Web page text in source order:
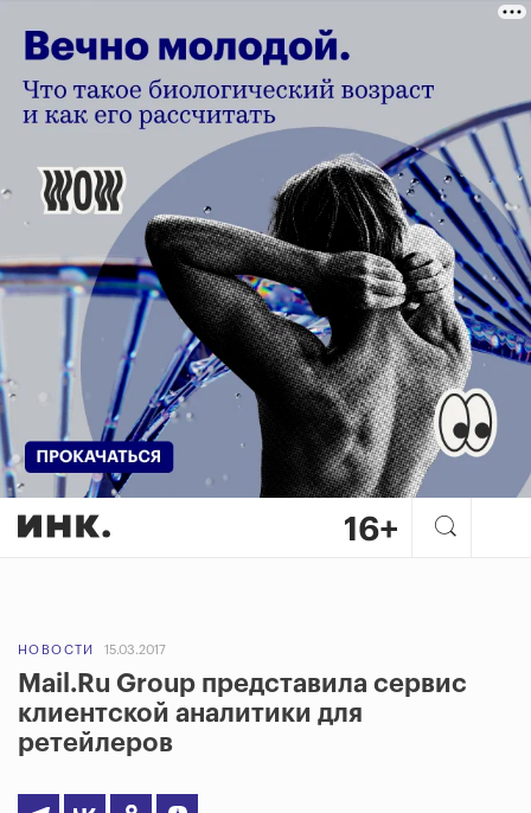
НОВОСТИ 15.03.2017
Mail.Ru Group представила сервис
клиентской аналитики для
ретейлеров